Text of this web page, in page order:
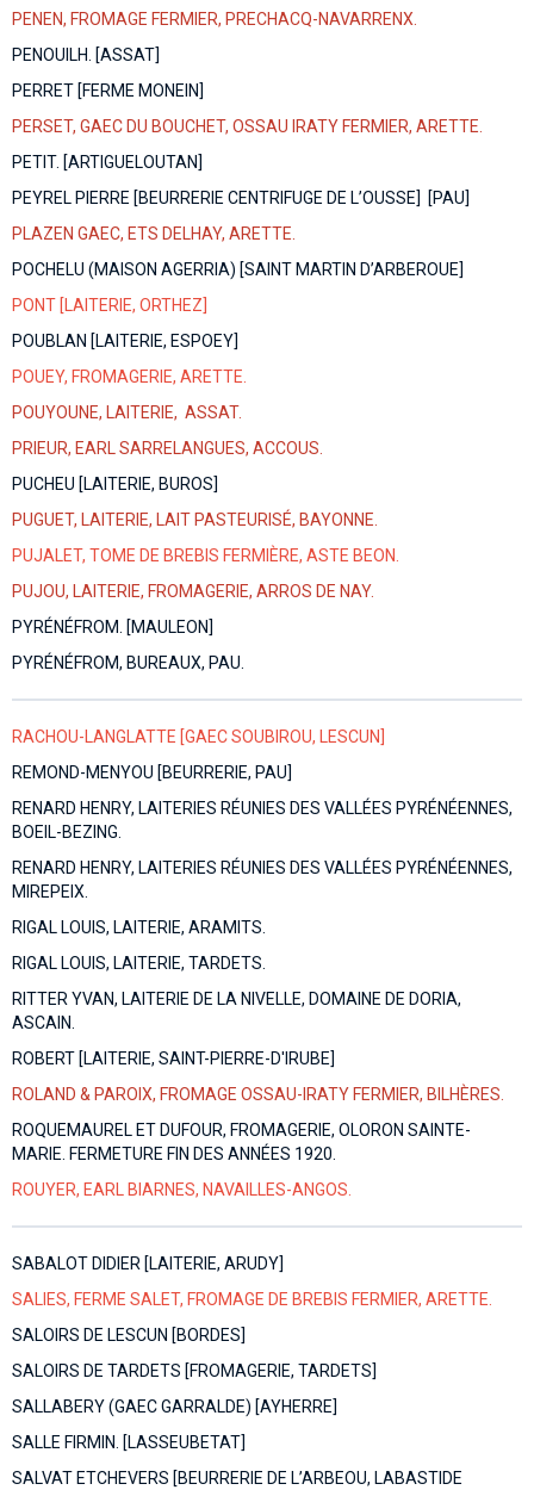
PENEN, FROMAGE FERMIER, PRECHACQ-NAVARRENX.
PENOUILH. [ASSAT]
PERRET [FERME MONEIN]
PERSET, GAEC DU BOUCHET, OSSAU IRATY FERMIER, ARETTE.
PETIT. [ARTIGUELOUTAN]
PEYREL PIERRE [BEURRERIE CENTRIFUGE DE L’OUSSE] [PAU]
PLAZEN GAEC, ETS DELHAY, ARETTE.
POCHELU (MAISON AGERRIA) [SAINT MARTIN D’ARBEROUE]
PONT [LAITERIE, ORTHEZ]
POUBLAN [LAITERIE, ESPOEY]
POUEY, FROMAGERIE, ARETTE.
POUYOUNE, LAITERIE, ASSAT.
PRIEUR, EARL SARRELANGUES, ACCOUS.
PUCHEU [LAITERIE, BUROS]
PUGUET, LAITERIE, LAIT PASTEURISÉ, BAYONNE.
PUJALET, TOME DE BREBIS FERMIÈRE, ASTE BEON.
PUJOU, LAITERIE, FROMAGERIE, ARROS DE NAY.
PYRÉNÉFROM. [MAULEON]
PYRÉNÉFROM, BUREAUX, PAU.
RACHOU-LANGLATTE [GAEC SOUBIROU, LESCUN]
REMOND-MENYOU [BEURRERIE, PAU]
RENARD HENRY, LAITERIES RÉUNIES DES VALLÉES PYRÉNÉENNES,
BOEIL-BEZING.
RENARD HENRY, LAITERIES RÉUNIES DES VALLÉES PYRÉNÉENNES,
MIREPEIX.
RIGAL LOUIS, LAITERIE, ARAMITS.
RIGAL LOUIS, LAITERIE, TARDETS.
RITTER YVAN, LAITERIE DE LA NIVELLE, DOMAINE DE DORIA,
ASCAIN.
ROBERT [LAITERIE, SAINT-PIERRE-D'IRUBE]
ROLAND & PAROIX, FROMAGE OSSAU-IRATY FERMIER, BILHÈRES.
ROQUEMAUREL ET DUFOUR, FROMAGERIE, OLORON SAINTE-
MARIE. FERMETURE FIN DES ANNÉES 1920.
ROUYER, EARL BIARNES, NAVAILLES-ANGOS.
SABALOT DIDIER [LAITERIE, ARUDY]
SALIES, FERME SALET, FROMAGE DE BREBIS FERMIER, ARETTE.
SALOIRS DE LESCUN [BORDES]
SALOIRS DE TARDETS [FROMAGERIE, TARDETS]
SALLABERY (GAEC GARRALDE) [AYHERRE]
SALLE FIRMIN. [LASSEUBETAT]
SALVAT ETCHEVERS [BEURRERIE DE L’ARBEOU, LABASTIDE